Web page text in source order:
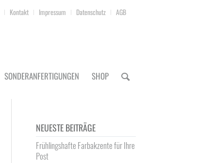
Kontakt Impressum Datenschutz AGB
SONDERANFERTIGUNGEN SHOP
NEUESTE BEITRÄGE
Frühlingshafte Farbakzente für Ihre
Post